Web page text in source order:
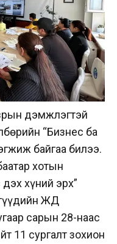
дэмжлэгтэй
“Бизнес ба
байгаа билээ.
хотын
хүний эрх”
ЖДҮ
сарын 28-наас
11 сургалт зохион